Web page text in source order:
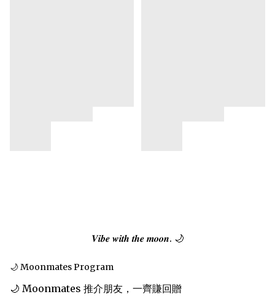
𝑽𝒊𝒃𝒆 𝒘𝒊𝒕𝒉 𝒕𝒉𝒆 𝒎𝒐𝒐𝒏. 🌙
🌙 Moonmates Program
🌙 Moonmates 推介朋友，一齊賺回贈